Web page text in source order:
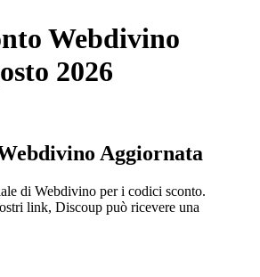
Webdivino
2026
Aggiornata
di Webdivino per i codici sconto.
link, Discoup può ricevere una